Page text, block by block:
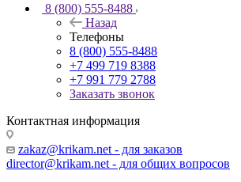
8 (800) 555-8488
Назад
Телефоны
8 (800) 555-8488
+7 499 719 8388
+7 991 779 2788
Заказать звонок
Контактная информация
zakaz@krikam.net - для заказов
director@krikam.net - для общих вопросов